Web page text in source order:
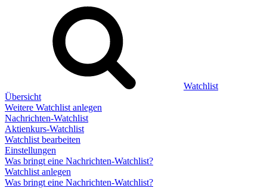
Watchlist
Übersicht
Weitere Watchlist anlegen
Nachrichten-Watchlist
Aktienkurs-Watchlist
Watchlist bearbeiten
Einstellungen
Was bringt eine Nachrichten-Watchlist?
Watchlist anlegen
Was bringt eine Nachrichten-Watchlist?